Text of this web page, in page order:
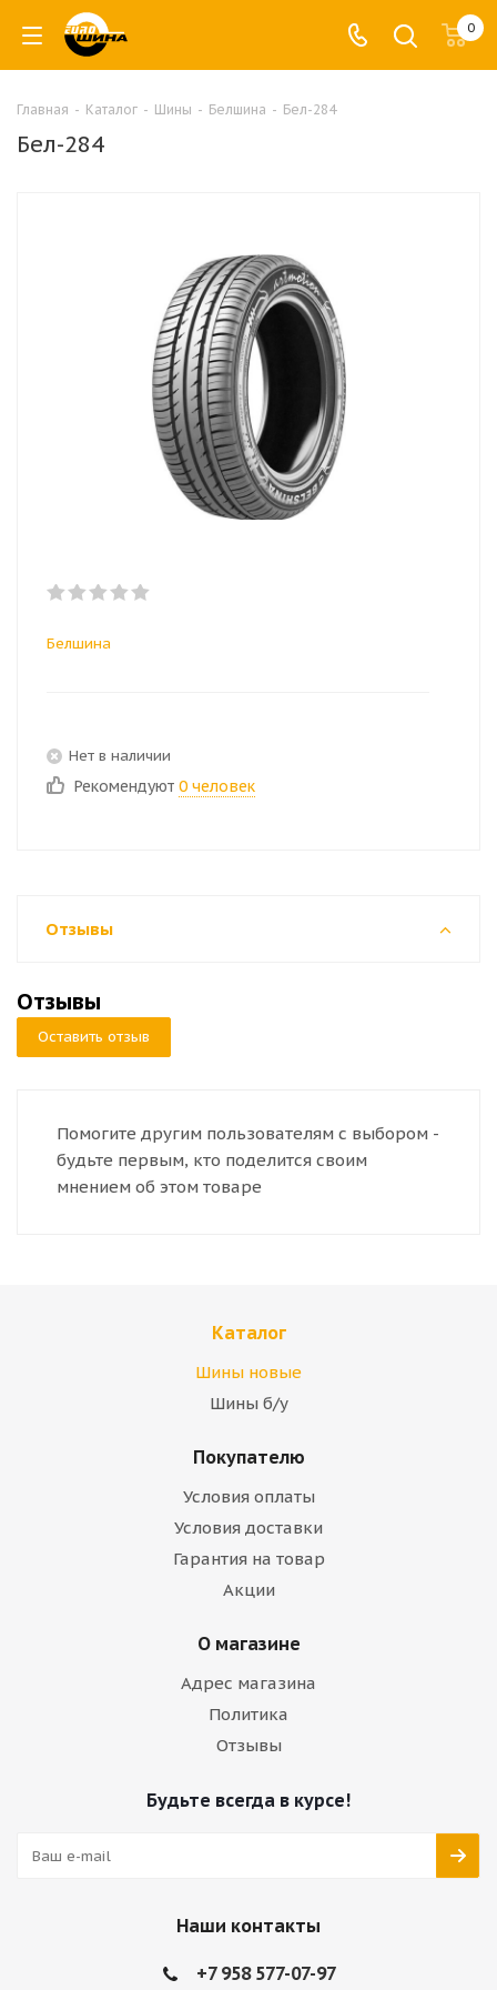
0
Главная - Каталог - Шины - Белшина - Бел-284
Бел-284
Белшина
Нет в наличии
Рекомендуют 0 человек
Отзывы
Отзывы
Оставить отзыв
Помогите другим пользователям с выбором -
будьте первым, кто поделится своим
мнением об этом товаре
Каталог
Шины новые
Шины б/у
Покупателю
Условия оплаты
Условия доставки
Гарантия на товар
Акции
О магазине
Адрес магазина
Политика
Отзывы
Будьте всегда в курсе!
Наши контакты
+7 958 577-07-97